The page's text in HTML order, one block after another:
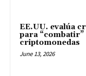
EE.UU. evalúa
para
criptomonedas
June 13, 2026